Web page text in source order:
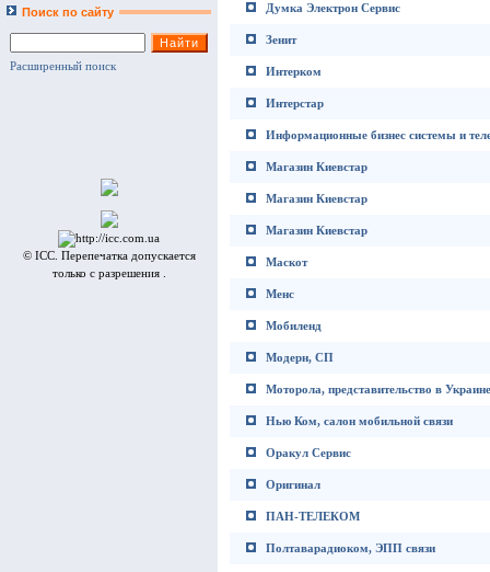
Поиск по сайту
Расширенный поиск
© ICC. Перепечатка допускается
только с разрешения .
Думка Электрон Сервис
Зенит
Интерком
Интерстар
Информационные бизнес системы и
Магазин Киевстар
Магазин Киевстар
Магазин Киевстар
Маскот
Менс
Мобиленд
Модерн, СП
Моторола, представительство в Украине
Нью Ком, салон мобильной связи
Оракул Сервис
Оригинал
ПАН-ТЕЛЕКОМ
Полтаварадиоком, ЭПП связи